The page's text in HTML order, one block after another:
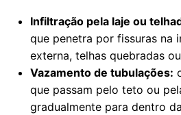
Infiltração pela laje ou
que penetra por fissuras na
externa, telhas quebradas
Vazamento de tubulações:
que passam pelo teto ou
gradualmente para dentro